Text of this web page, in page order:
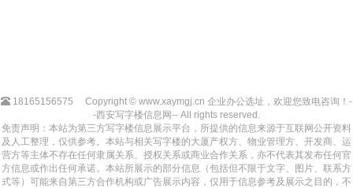
18165156575
Copyright © www.xaymgj.cn 企业办公选址，欢迎您致电咨询！-
-西安写字楼信息网-- All rights reserved.
免责声明：本站为第三方写字楼信息展示平台，所提供的信息来源于互联网公开资料
及人工整理，仅供参考。本站与相关写字楼的大厦产权方、物业管理方、开发商、运
营方等主体不存在任何隶属关系、授权关系或商业合作关系，亦不代表其发布任何官
方信息或作出任何承诺。本站所展示的部分信息（包括但不限于文字、图片、联系方
式等）可能来自第三方合作机构或广告展示内容，仅用于信息参考及展示之目的，不